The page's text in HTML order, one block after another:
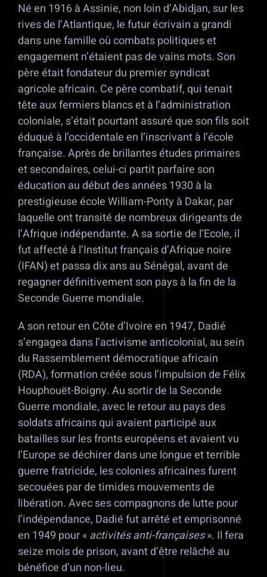
Né en 1916 à Assinie, non loin d’Abidjan, sur les
rives de l’Atlantique, le futur écrivain a grandi
dans une famille où combats politiques et
engagement n’étaient pas de vains mots. Son
père était fondateur du premier syndicat
agricole africain. Ce père combatif, qui tenait
tête aux fermiers blancs et à l’administration
coloniale, s’était pourtant assuré que son fils soit
éduqué à l’occidentale en l’inscrivant à l’école
française. Après de brillantes études primaires
et secondaires, celui-ci partit parfaire son
éducation au début des années 1930 à la
prestigieuse école William-Ponty à Dakar, par
laquelle ont transité de nombreux dirigeants de
l’Afrique indépendante. A sa sortie de l’Ecole, il
fut affecté à l’Institut français d’Afrique noire
(IFAN) et passa dix ans au Sénégal, avant de
regagner définitivement son pays à la fin de la
Seconde Guerre mondiale.
A son retour en Côte d’Ivoire en 1947, Dadié
s’engagea dans l’activisme anticolonial, au sein
du Rassemblement démocratique africain
(RDA), formation créée sous l’impulsion de Félix
Houphouët-Boigny. Au sortir de la Seconde
Guerre mondiale, avec le retour au pays des
soldats africains qui avaient participé aux
batailles sur les fronts européens et avaient vu
l’Europe se déchirer dans une longue et terrible
guerre fratricide, les colonies africaines furent
secouées par de timides mouvements de
libération. Avec ses compagnons de lutte pour
l’indépendance, Dadié fut arrêté et emprisonné
en 1949 pour «activités anti-françaises». Il fera
seize mois de prison, avant d’être relâché au
bénéfice d’un non-lieu.